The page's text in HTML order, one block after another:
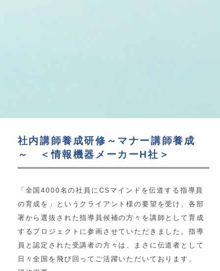
社内講師養成研修～マナー講師養成
～ ＜情報機器メーカーH社＞
「全国4000名の社員にCSマインドを伝道する指導員
の育成を」というクライアント様の要望を受け、各部
署から選抜された指導員候補の方々を講師として育成
するプロジェクトに参画させていただきました。指導
員と認定された受講者の方々は、まさに伝道者として
日々全国を飛び回ってご活躍いただいております。